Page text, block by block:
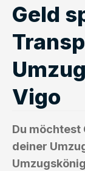
Geld
Vigo
Du möchtest
deiner